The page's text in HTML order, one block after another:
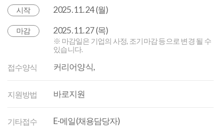
시작 2025. 11. 24 (월)
마감 2025. 11. 27 (목)
※ 마감일은 기업의 사정, 조기마감 등으로 변경 될 수
있습니다.
접수양식 커리어양식,
지원방법 바로지원
기타접수 E-메일(채용담당자)